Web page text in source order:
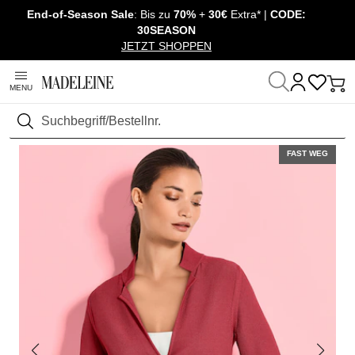
Überspringe Navigation, direkt zum Content
End-of-Season Sale: Bis zu 70% + 30€ Extra* | CODE:
30SEASON
JETZT SHOPPEN
MENU
Suchen
Startseite Mode
FAST WEG